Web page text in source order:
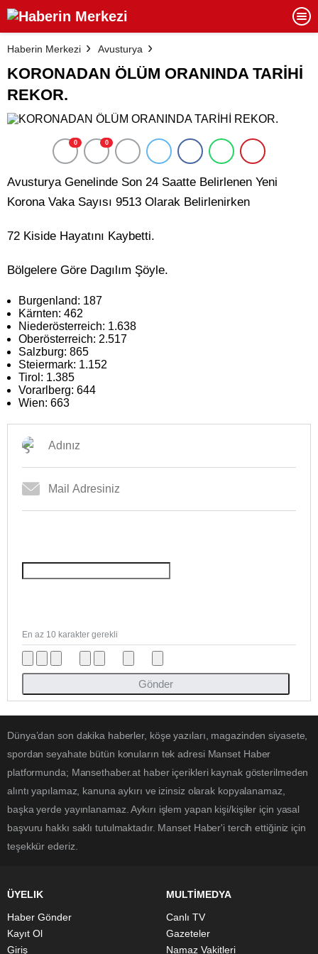
Haberin Merkezi Avusturya
KORONADAN ÖLÜM ORANINDA TARİHİ
REKOR.
0 0
Avusturya Genelinde Son 24 Saatte Belirlenen Yeni
Korona Vaka Sayısı 9513 Olarak Belirlenirken
72 Kiside Hayatını Kaybetti.
Bölgelere Göre Dagılım Şöyle.
Burgenland: 187
Kärnten: 462
Niederösterreich: 1.638
Oberösterreich: 2.517
Salzburg: 865
Steiermark: 1.152
Tirol: 1.385
Vorarlberg: 644
Wien: 663
Gönder
En az 10 karakter gerekli
Dünya’dan son dakika haberler, köşe yazıları, magazinden siyasete,
spordan seyahate bütün konuların tek adresi Manset Haber
platformunda; Mansethaber.at haber içerikleri kaynak gösterilmeden
alıntı yapılamaz, kanuna aykırı ve izinsiz olarak kopyalanamaz,
başka yerde yayınlanamaz. Aykırı işlem yapan kişi/kişiler için yasal
başvuru hakkı saklı tutulmaktadır. Manset Haber'i tercih ettiğiniz için
teşekkür ederiz.
ÜYELIK
Haber Gönder
Kayıt Ol
Giriş
MULTİMEDYA
Canlı TV
Gazeteler
Namaz Vakitleri